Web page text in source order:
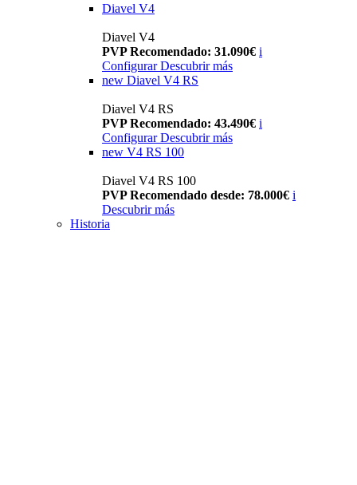
Diavel V4
Diavel V4
PVP Recomendado: 31.090€ i
Configurar Descubrir más
new Diavel V4 RS
Diavel V4 RS
PVP Recomendado: 43.490€ i
Configurar Descubrir más
new V4 RS 100
Diavel V4 RS 100
PVP Recomendado desde: 78.000€ i
Descubrir más
Historia